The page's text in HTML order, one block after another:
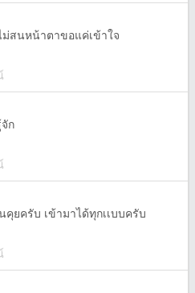
สนหน้าตาขอแค่เข้าใจ
ก
คุยครับ เข้ามาได้ทุกเเบบครับ